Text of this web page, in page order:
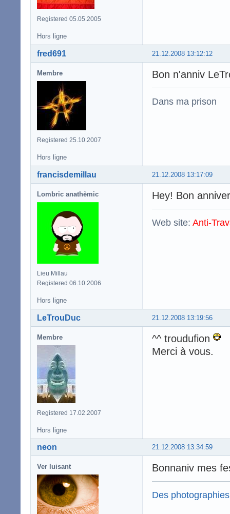
Registered 05.05.2005
Hors ligne
21.12.2008 13:12:12
fred691
Membre
Registered 25.10.2007
Bon n'anniv
Dans ma prison
Hors ligne
21.12.2008 13:17:09
francisdemillau
Lombric anathèmic
Lieu Millau
Registered 06.10.2006
Hey! Bon
Web site: Anti-
Hors ligne
21.12.2008 13:19:56
LeTrouDuc
Membre
Registered 17.02.2007
^^ troudufion
Merci à vous.
Hors ligne
21.12.2008 13:34:59
neon
Ver luisant Bonnaniv mes
Des